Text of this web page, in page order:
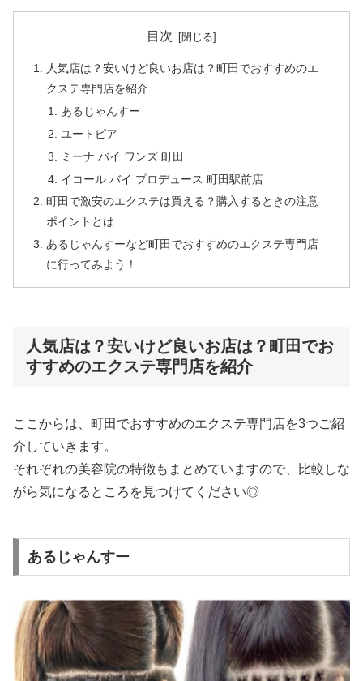
目次
人気店は？安いけど良いお店は？町田でおすすめのエ
クステ専門店を紹介
あるじゃんすー
ユートピア
ミーナ バイ ワンズ 町田
イコール バイ プロデュース 町田駅前店
町田で激安のエクステは買える？購入するときの注意
ポイントとは
あるじゃんすーなど町田でおすすめのエクステ専門店
に行ってみよう！
人気店は？安いけど良いお店は？町田でお
すすめのエクステ専門店を紹介
ここからは、町田でおすすめのエクステ専門店を3つご紹
介していきます。
それぞれの美容院の特徴もまとめていますので、比較しな
がら気になるところを見つけてください◎
あるじゃんすー